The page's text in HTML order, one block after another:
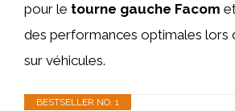
pour le tourne gauche Facom
des performances optimales lors
sur véhicules.
BESTSELLER NO. 1